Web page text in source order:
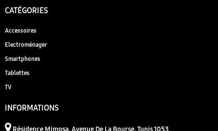
CATÉGORIES
Accessoires
Electroménager
Smartphones
Tablettes
TV
INFORMATIONS